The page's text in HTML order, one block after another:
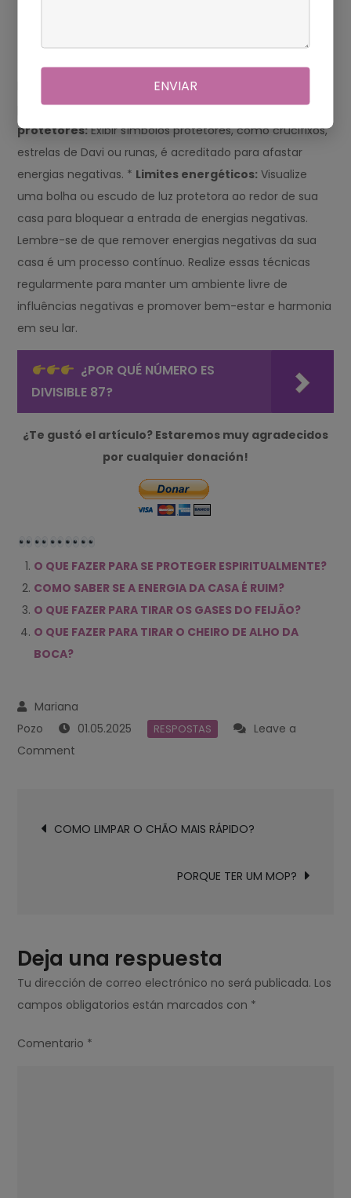
Bênçãos religiosas:Convidar um membro do clero ou
líder espiritual para abençoar sua casa pode criar
proteção e convidar energias positivas. *Símbolos
protetores:Exibir símbolos protetores, como crucifixos,
estrelas de Davi ou runas, é acreditado para afastar
energias negativas. * Limites energéticos: Visualize
uma bolha ou escudo de luz protetora ao redor de sua
casa para bloquear a entrada de energias negativas.
Lembre-se de que remover energias negativas da sua
casa é um processo contínuo. Realize essas técnicas
regularmente para manter um ambiente livre de
influências negativas e promover bem-estar e harmonia
em seu lar.
¿POR QUÉ NÚMERO ES
DIVISIBLE 87?
¿Te gustó el artículo? Estaremos muy agradecidos
por cualquier donación!
O QUE FAZER PARA SE PROTEGER ESPIRITUALMENTE?
COMO SABER SE A ENERGIA DA CASA É RUIM?
O QUE FAZER PARA TIRAR OS GASES DO FEIJÃO?
O QUE FAZER PARA TIRAR O CHEIRO DE ALHO DA
BOCA?
01.05.2025 RESPOSTAS
Leave a
Comment
PARA
deCOMO LIMPAR O CHÃO MAIS RÁPIDO?
PORQUE TER UM MOP?
Deja una respuesta
Tu dirección de correo electrónico no será publicada. Los
campos obligatorios están marcados con *
Comentario *
ENVIAR